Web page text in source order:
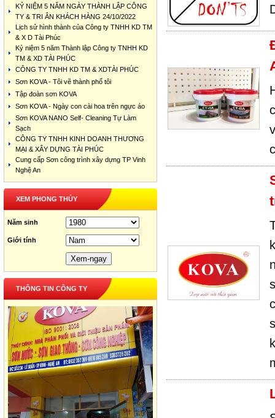
KỶ NIỆM 5 NĂM NGÀY THÀNH LẬP CÔNG
TY & TRI ÂN KHÁCH HÀNG 24/10/2022
Lịch sử hình thành của Công ty TNHH KD TM
& X D Tài Phúc
Kỷ niệm 5 năm Thành lập Công ty TNHH KD
TM & XD TÀI PHÚC
CÔNG TY TNHH KD TM & XDTÀI PHÚC
Sơn KOVA - Tôi vẽ thành phố tôi
Tập đoàn sơn KOVA
Sơn KOVA - Ngày con cài hoa trên ngực áo
Sơn KOVA NANO Self- Cleaning Tự Làm
Sạch
CÔNG TY TNHH KINH DOANH THƯƠNG
MẠI & XÂY DỰNG TÀI PHÚC
Cung cấp Sơn công trình xây dựng TP Vinh
Nghệ An
XEM PHONG THỦY
Năm sinh
Giới tính
THÔNG TIN CÔNG TY